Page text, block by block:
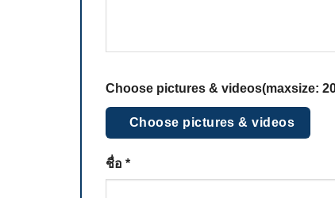
Choose pictures & videos(maxsize:
Choose pictures & videos
ชื่อ *